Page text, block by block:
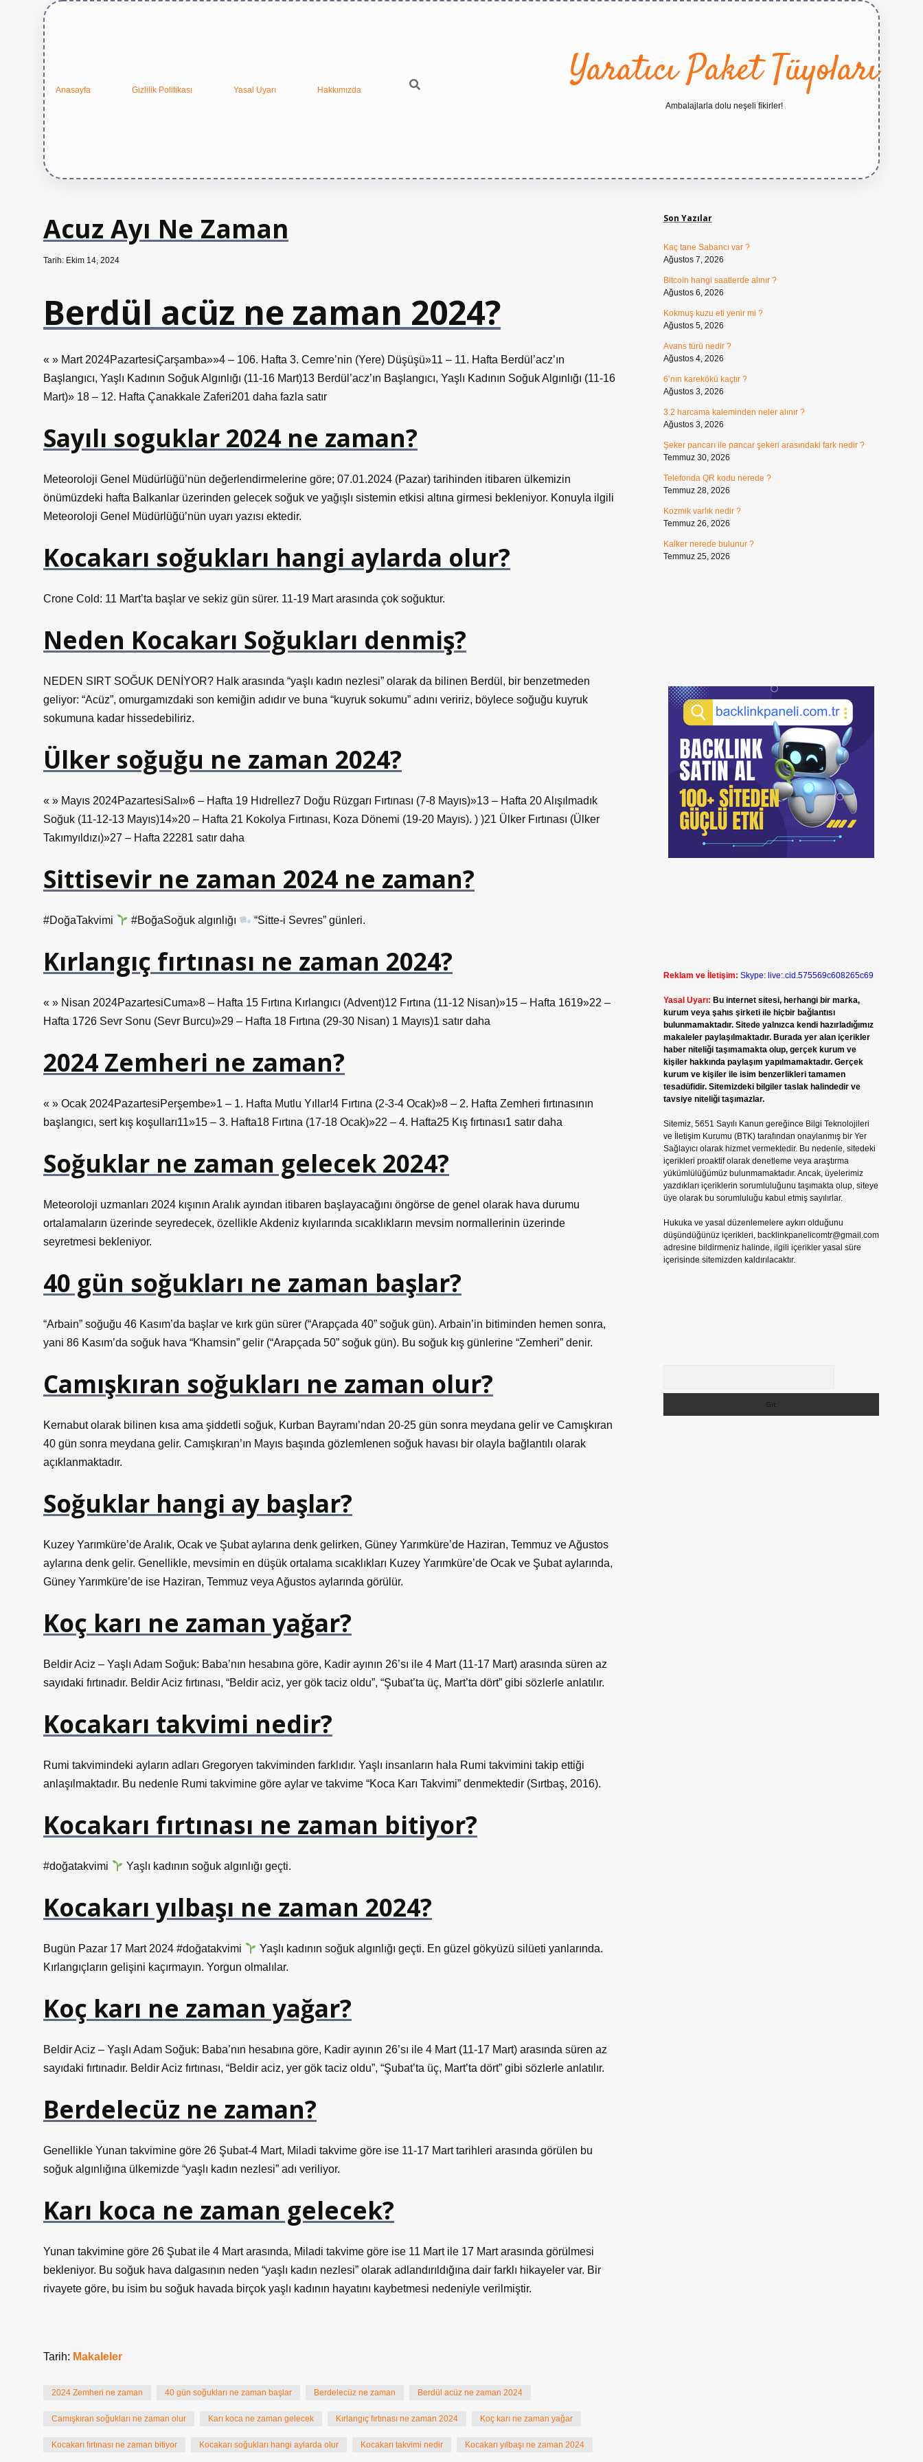
Anasayfa Gizlilik Politikası Yasal Uyarı Hakkımızda Yaratıcı Paket Tüyoları
Ambalajlarla dolu neşeli fikirler!
Acuz Ayı Ne Zaman
Tarih: Ekim 14, 2024
Berdül acüz ne zaman 2024?
« » Mart 2024PazartesiÇarşamba»»4 – 106. Hafta 3. Cemre’nin (Yere) Düşüşü»11 – 11. Hafta Berdül’acz’ın
Başlangıcı, Yaşlı Kadının Soğuk Algınlığı (11-16 Mart)13 Berdül’acz’ın Başlangıcı, Yaşlı Kadının Soğuk Algınlığı (11-16
Mart)» 18 – 12. Hafta Çanakkale Zaferi201 daha fazla satır
Sayılı soguklar 2024 ne zaman?
Meteoroloji Genel Müdürlüğü’nün değerlendirmelerine göre; 07.01.2024 (Pazar) tarihinden itibaren ülkemizin
önümüzdeki hafta Balkanlar üzerinden gelecek soğuk ve yağışlı sistemin etkisi altına girmesi bekleniyor. Konuyla ilgili
Meteoroloji Genel Müdürlüğü’nün uyarı yazısı ektedir.
Kocakarı soğukları hangi aylarda olur?
Crone Cold: 11 Mart’ta başlar ve sekiz gün sürer. 11-19 Mart arasında çok soğuktur.
Neden Kocakarı Soğukları denmiş?
NEDEN SIRT SOĞUK DENİYOR? Halk arasında “yaşlı kadın nezlesi” olarak da bilinen Berdül, bir benzetmeden
geliyor: “Acüz”, omurgamızdaki son kemiğin adıdır ve buna “kuyruk sokumu” adını veririz, böylece soğuğu kuyruk
sokumuna kadar hissedebiliriz.
Ülker soğuğu ne zaman 2024?
« » Mayıs 2024PazartesiSalı»6 – Hafta 19 Hıdrellez7 Doğu Rüzgarı Fırtınası (7-8 Mayıs)»13 – Hafta 20 Alışılmadık
Soğuk (11-12-13 Mayıs)14»20 – Hafta 21 Kokolya Fırtınası, Koza Dönemi (19-20 Mayıs). ) )21 Ülker Fırtınası (Ülker
Takımyıldızı)»27 – Hafta 22281 satır daha
Sittisevir ne zaman 2024 ne zaman?
#DoğaTakvimi #BoğaSoğuk algınlığı “Sitte-i Sevres” günleri.
Kırlangıç fırtınası ne zaman 2024?
« » Nisan 2024PazartesiCuma»8 – Hafta 15 Fırtına Kırlangıcı (Advent)12 Fırtına (11-12 Nisan)»15 – Hafta 1619»22 –
Hafta 1726 Sevr Sonu (Sevr Burcu)»29 – Hafta 18 Fırtına (29-30 Nisan) 1 Mayıs)1 satır daha
2024 Zemheri ne zaman?
« » Ocak 2024PazartesiPerşembe»1 – 1. Hafta Mutlu Yıllar!4 Fırtına (2-3-4 Ocak)»8 – 2. Hafta Zemheri fırtınasının
başlangıcı, sert kış koşulları11»15 – 3. Hafta18 Fırtına (17-18 Ocak)»22 – 4. Hafta25 Kış fırtınası1 satır daha
Soğuklar ne zaman gelecek 2024?
Meteoroloji uzmanları 2024 kışının Aralık ayından itibaren başlayacağını öngörse de genel olarak hava durumu
ortalamaların üzerinde seyredecek, özellikle Akdeniz kıyılarında sıcaklıkların mevsim normallerinin üzerinde
seyretmesi bekleniyor.
40 gün soğukları ne zaman başlar?
“Arbain” soğuğu 46 Kasım’da başlar ve kırk gün sürer (“Arapçada 40” soğuk gün). Arbain’in bitiminden hemen sonra,
yani 86 Kasım’da soğuk hava “Khamsin” gelir (“Arapçada 50” soğuk gün). Bu soğuk kış günlerine “Zemheri” denir.
Camışkıran soğukları ne zaman olur?
Kernabut olarak bilinen kısa ama şiddetli soğuk, Kurban Bayramı’ndan 20-25 gün sonra meydana gelir ve Camışkıran
40 gün sonra meydana gelir. Camışkıran’ın Mayıs başında gözlemlenen soğuk havası bir olayla bağlantılı olarak
açıklanmaktadır.
Soğuklar hangi ay başlar?
Kuzey Yarımküre’de Aralık, Ocak ve Şubat aylarına denk gelirken, Güney Yarımküre’de Haziran, Temmuz ve Ağustos
aylarına denk gelir. Genellikle, mevsimin en düşük ortalama sıcaklıkları Kuzey Yarımküre’de Ocak ve Şubat aylarında,
Güney Yarımküre’de ise Haziran, Temmuz veya Ağustos aylarında görülür.
Koç karı ne zaman yağar?
Beldir Aciz – Yaşlı Adam Soğuk: Baba’nın hesabına göre, Kadir ayının 26’sı ile 4 Mart (11-17 Mart) arasında süren az
sayıdaki fırtınadır. Beldir Aciz fırtınası, “Beldir aciz, yer gök taciz oldu”, “Şubat’ta üç, Mart’ta dört” gibi sözlerle anlatılır.
Kocakarı takvimi nedir?
Rumi takvimindeki ayların adları Gregoryen takviminden farklıdır. Yaşlı insanların hala Rumi takvimini takip ettiği
anlaşılmaktadır. Bu nedenle Rumi takvimine göre aylar ve takvime “Koca Karı Takvimi” denmektedir (Sırtbaş, 2016).
Kocakarı fırtınası ne zaman bitiyor?
#doğatakvimi Yaşlı kadının soğuk algınlığı geçti.
Kocakarı yılbaşı ne zaman 2024?
Bugün Pazar 17 Mart 2024 #doğatakvimi
Yaşlı kadının soğuk algınlığı geçti. En güzel gökyüzü silüeti yanlarında.
Kırlangıçların gelişini kaçırmayın. Yorgun olmalılar.
Koç karı ne zaman yağar?
Beldir Aciz – Yaşlı Adam Soğuk: Baba’nın hesabına göre, Kadir ayının 26’sı ile 4 Mart (11-17 Mart) arasında süren az
sayıdaki fırtınadır. Beldir Aciz fırtınası, “Beldir aciz, yer gök taciz oldu”, “Şubat’ta üç, Mart’ta dört” gibi sözlerle anlatılır.
Berdelecüz ne zaman?
Genellikle Yunan takvimine göre 26 Şubat-4 Mart, Miladi takvime göre ise 11-17 Mart tarihleri ​​arasında görülen bu
soğuk algınlığına ülkemizde “yaşlı kadın nezlesi” adı veriliyor.
Karı koca ne zaman gelecek?
Yunan takvimine göre 26 Şubat ile 4 Mart arasında, Miladi takvime göre ise 11 Mart ile 17 Mart arasında görülmesi
bekleniyor. Bu soğuk hava dalgasının neden “yaşlı kadın nezlesi” olarak adlandırıldığına dair farklı hikayeler var. Bir
rivayete göre, bu isim bu soğuk havada birçok yaşlı kadının hayatını kaybetmesi nedeniyle verilmiştir.
Tarih: Makaleler
2024 Zemheri ne zaman 40 gün soğukları ne zaman başlar Berdelecüz ne zaman Berdül acüz ne zaman 2024
Camışkıran soğukları ne zaman olur Karı koca ne zaman gelecek Kırlangıç fırtınası ne zaman 2024 Koç karı ne zaman yağar
Kocakarı fırtınası ne zaman bitiyor Kocakarı soğukları hangi aylarda olur Kocakarı takvimi nedir Kocakarı yılbaşı ne zaman 2024
Son Yazılar
Kaç tane Sabancı var ?
Ağustos 7, 2026
Bitcoin hangi saatlerde alınır ?
Ağustos 6, 2026
Kokmuş kuzu eti yenir mi ?
Ağustos 5, 2026
Avans türü nedir ?
Ağustos 4, 2026
6’nın karekökü kaçtır ?
Ağustos 3, 2026
3.2 harcama kaleminden neler alınır ?
Ağustos 3, 2026
Şeker pancarı ile pancar şekeri arasındaki fark nedir ?
Temmuz 30, 2026
Telefonda QR kodu nerede ?
Temmuz 28, 2026
Kozmik varlık nedir ?
Temmuz 26, 2026
Kalker nerede bulunur ?
Temmuz 25, 2026
Reklam ve İletişim: Skype: live:.cid.575569c608265c69
Yasal Uyarı: Bu internet sitesi, herhangi bir marka,
kurum veya şahıs şirketi ile hiçbir bağlantısı
bulunmamaktadır. Sitede yalnızca kendi hazırladığımız
makaleler paylaşılmaktadır. Burada yer alan içerikler
haber niteliği taşımamakta olup, gerçek kurum ve
kişiler hakkında paylaşım yapılmamaktadır. Gerçek
kurum ve kişiler ile isim benzerlikleri tamamen
tesadüfidir. Sitemizdeki bilgiler taslak halindedir ve
tavsiye niteliği taşımazlar.
Sitemiz, 5651 Sayılı Kanun gereğince Bilgi Teknolojileri
ve İletişim Kurumu (BTK) tarafından onaylanmış bir Yer
Sağlayıcı olarak hizmet vermektedir. Bu nedenle, sitedeki
içerikleri proaktif olarak denetleme veya araştırma
yükümlülüğümüz bulunmamaktadır. Ancak, üyelerimiz
yazdıkları içeriklerin sorumluluğunu taşımakta olup, siteye
üye olarak bu sorumluluğu kabul etmiş sayılırlar.
Hukuka ve yasal düzenlemelere aykırı olduğunu
düşündüğünüz içerikleri, backlinkpanelicomtr@gmail.com
adresine bildirmeniz halinde, ilgili içerikler yasal süre
içerisinde sitemizden kaldırılacaktır.